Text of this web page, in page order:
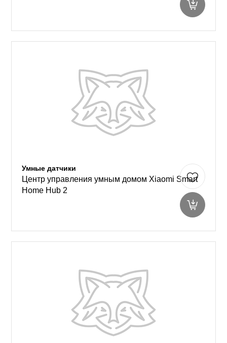
Умные датчики
Центр управления умным домом Xiaomi Smart
Home Hub 2